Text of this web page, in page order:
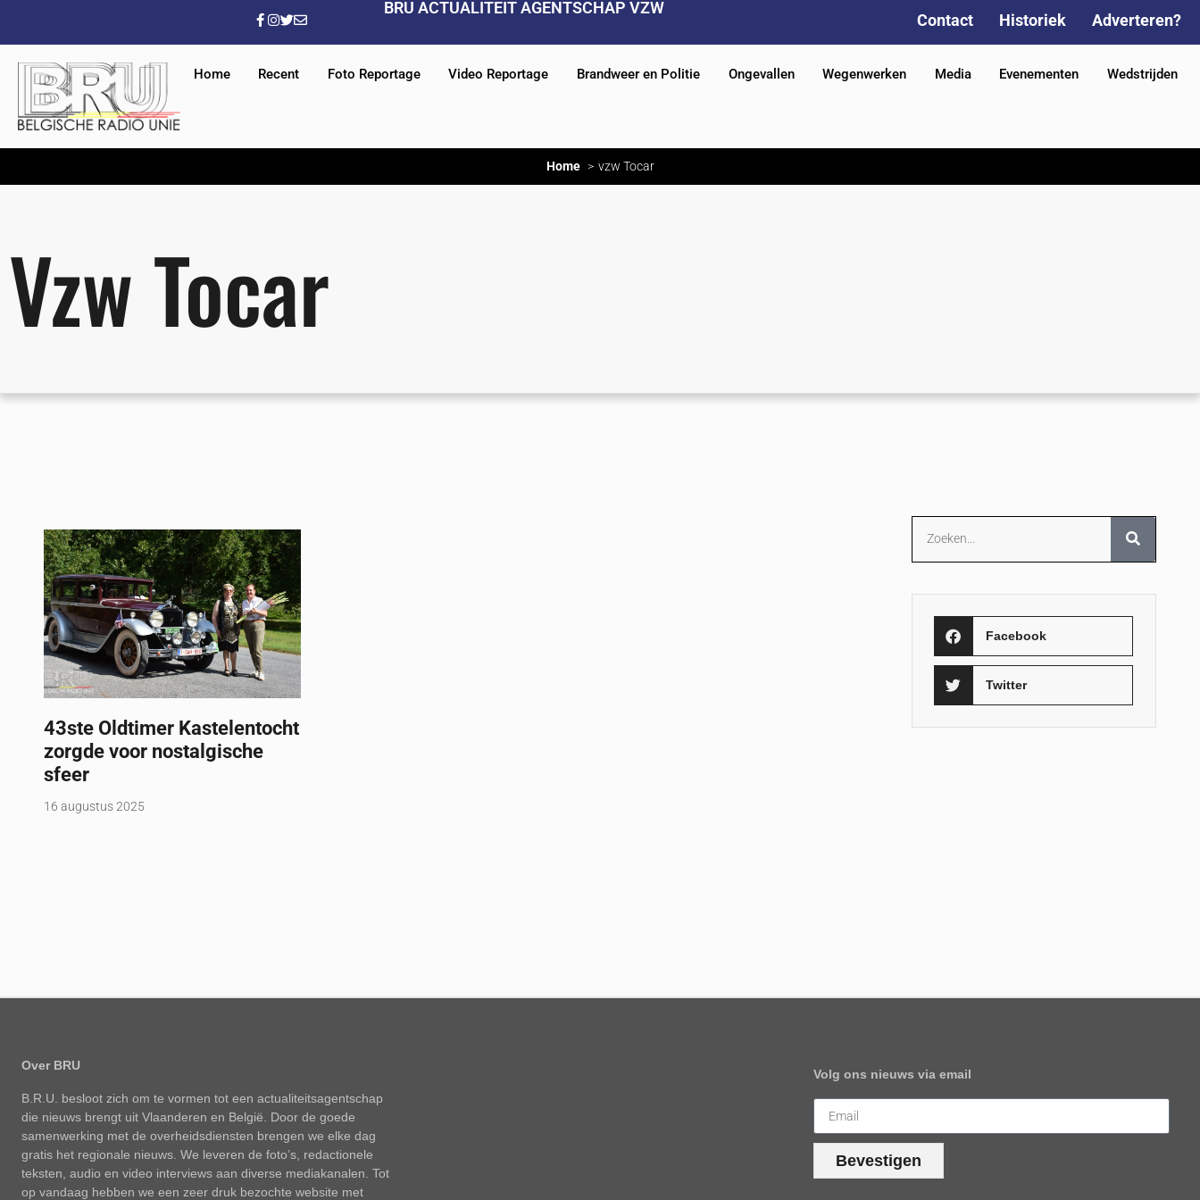
BRU ACTUALITEIT AGENTSCHAP VZW
Contact Historiek Adverteren?
Home Recent Foto Reportage Video Reportage Brandweer en Politie Ongevallen Wegenwerken Media Evenementen Wedstrijden
Home vzw Tocar
Vzw Tocar
43ste Oldtimer Kastelentocht
zorgde voor nostalgische
sfeer
16 augustus 2025
Facebook
Twitter
Over BRU
B.R.U. besloot zich om te vormen tot een actualiteitsagentschap
die nieuws brengt uit Vlaanderen en België. Door de goede
samenwerking met de overheidsdiensten brengen we elke dag
gratis het regionale nieuws. We leveren de foto’s, redactionele
teksten, audio en video interviews aan diverse mediakanalen. Tot
op vandaag hebben we een zeer druk bezochte website met
Volg ons nieuws via email
Bevestigen